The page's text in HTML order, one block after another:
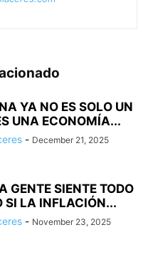
YA NO ES SOLO UN
UNA ECONOMÍA...
- December 21, 2025
GENTE SIENTE TODO
SI LA INFLACIÓN...
- November 23, 2025